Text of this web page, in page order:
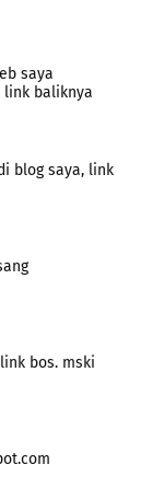
saya
baliknya
blog saya, link
bos. mski